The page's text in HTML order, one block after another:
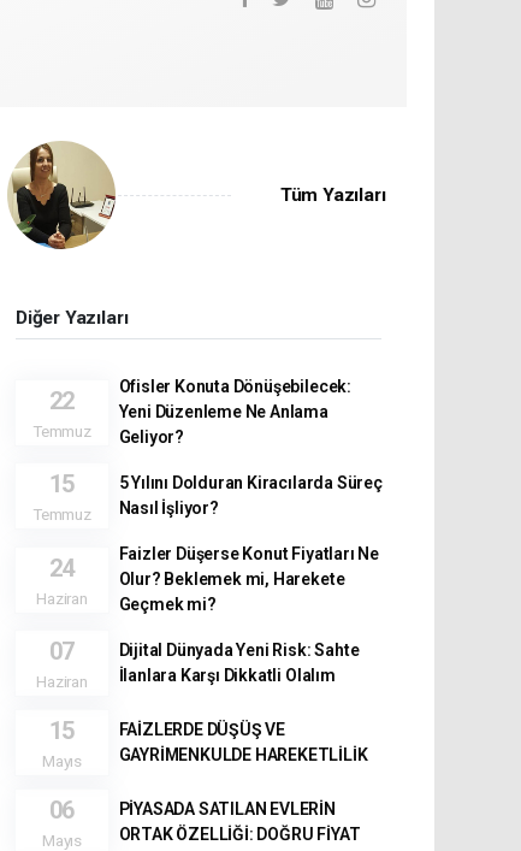
Tüm Yazıları
Diğer Yazıları
22
Temmuz
Ofisler Konuta Dönüşebilecek:
Yeni Düzenleme Ne Anlama
Geliyor?
15
Temmuz
5 Yılını Dolduran Kiracılarda Süreç
Nasıl İşliyor?
24
Haziran
Faizler Düşerse Konut Fiyatları Ne
Olur? Beklemek mi, Harekete
Geçmek mi?
07
Haziran
Dijital Dünyada Yeni Risk: Sahte
İlanlara Karşı Dikkatli Olalım
15
Mayıs
FAİZLERDE DÜŞÜŞ VE
GAYRİMENKULDE HAREKETLİLİK
06
Mayıs
PİYASADA SATILAN EVLERİN
ORTAK ÖZELLİĞİ: DOĞRU FİYAT